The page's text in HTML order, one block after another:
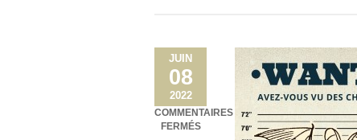
JUIN
08
2022
COMMENTAIRES
FERMÉSSUR